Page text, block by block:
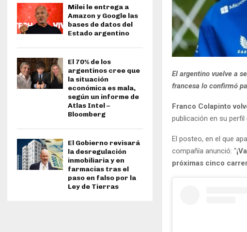
El argentino vuelve a
francesa lo confirmó
Franco Colapinto
publicación en su perfil
El posteo, en el que
compañía anunció: “
próximas cinco
Milei le entrega a
Amazon y Google las
bases de datos del
Estado argentino
El 70% de los
argentinos cree que
la situación
económica es mala,
según un informe de
Atlas Intel –
Bloomberg
El Gobierno revisará
la desregulación
inmobiliaria y en
farmacias tras el
paso en falso por la
Ley de Tierras